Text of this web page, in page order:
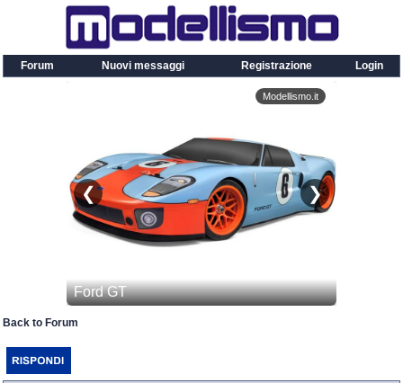
Forum Nuovi messaggi Registrazione Login
Back to Forum